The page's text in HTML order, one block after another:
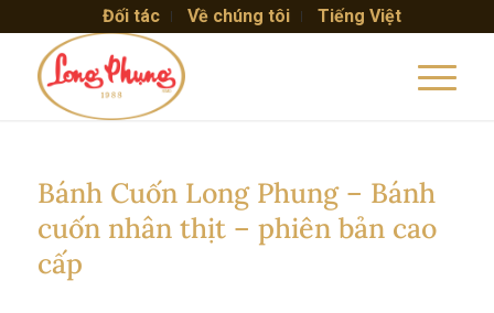
Đối tác Về chúng tôi Tiếng Việt
Bánh Cuốn Long Phung – Bánh
cuốn nhân thịt – phiên bản cao
cấp